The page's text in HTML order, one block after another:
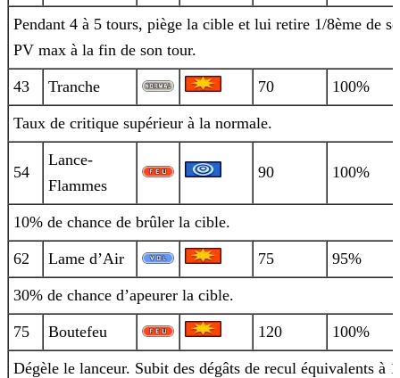
Pendant 4 à 5 tours, piège la cible et lui retire 1/8ème de
PV max à la fin de son tour.
43 Tranche 70 100%
Taux de critique supérieur à la normale.
54
Lance-
Flammes
90 100%
10% de chance de brûler la cible.
62 Lame d’Air 75 95%
30% de chance d’apeurer la cible.
75 Boutefeu 120 100%
Dégèle le lanceur. Subit des dégâts de recul équivalents à